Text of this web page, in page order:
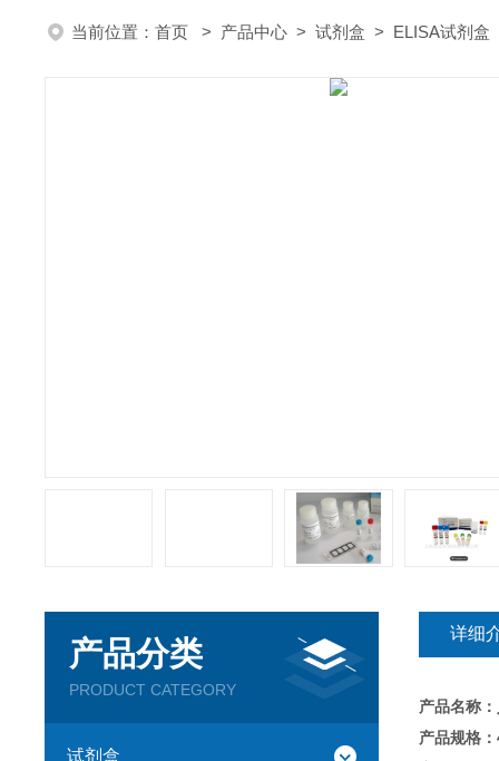
当前位置： 首页 > 产品中心 > 试剂盒 > ELISA试剂盒
产品分类
PRODUCT CATEGORY
试剂盒
详细
产品名称：
产品规格